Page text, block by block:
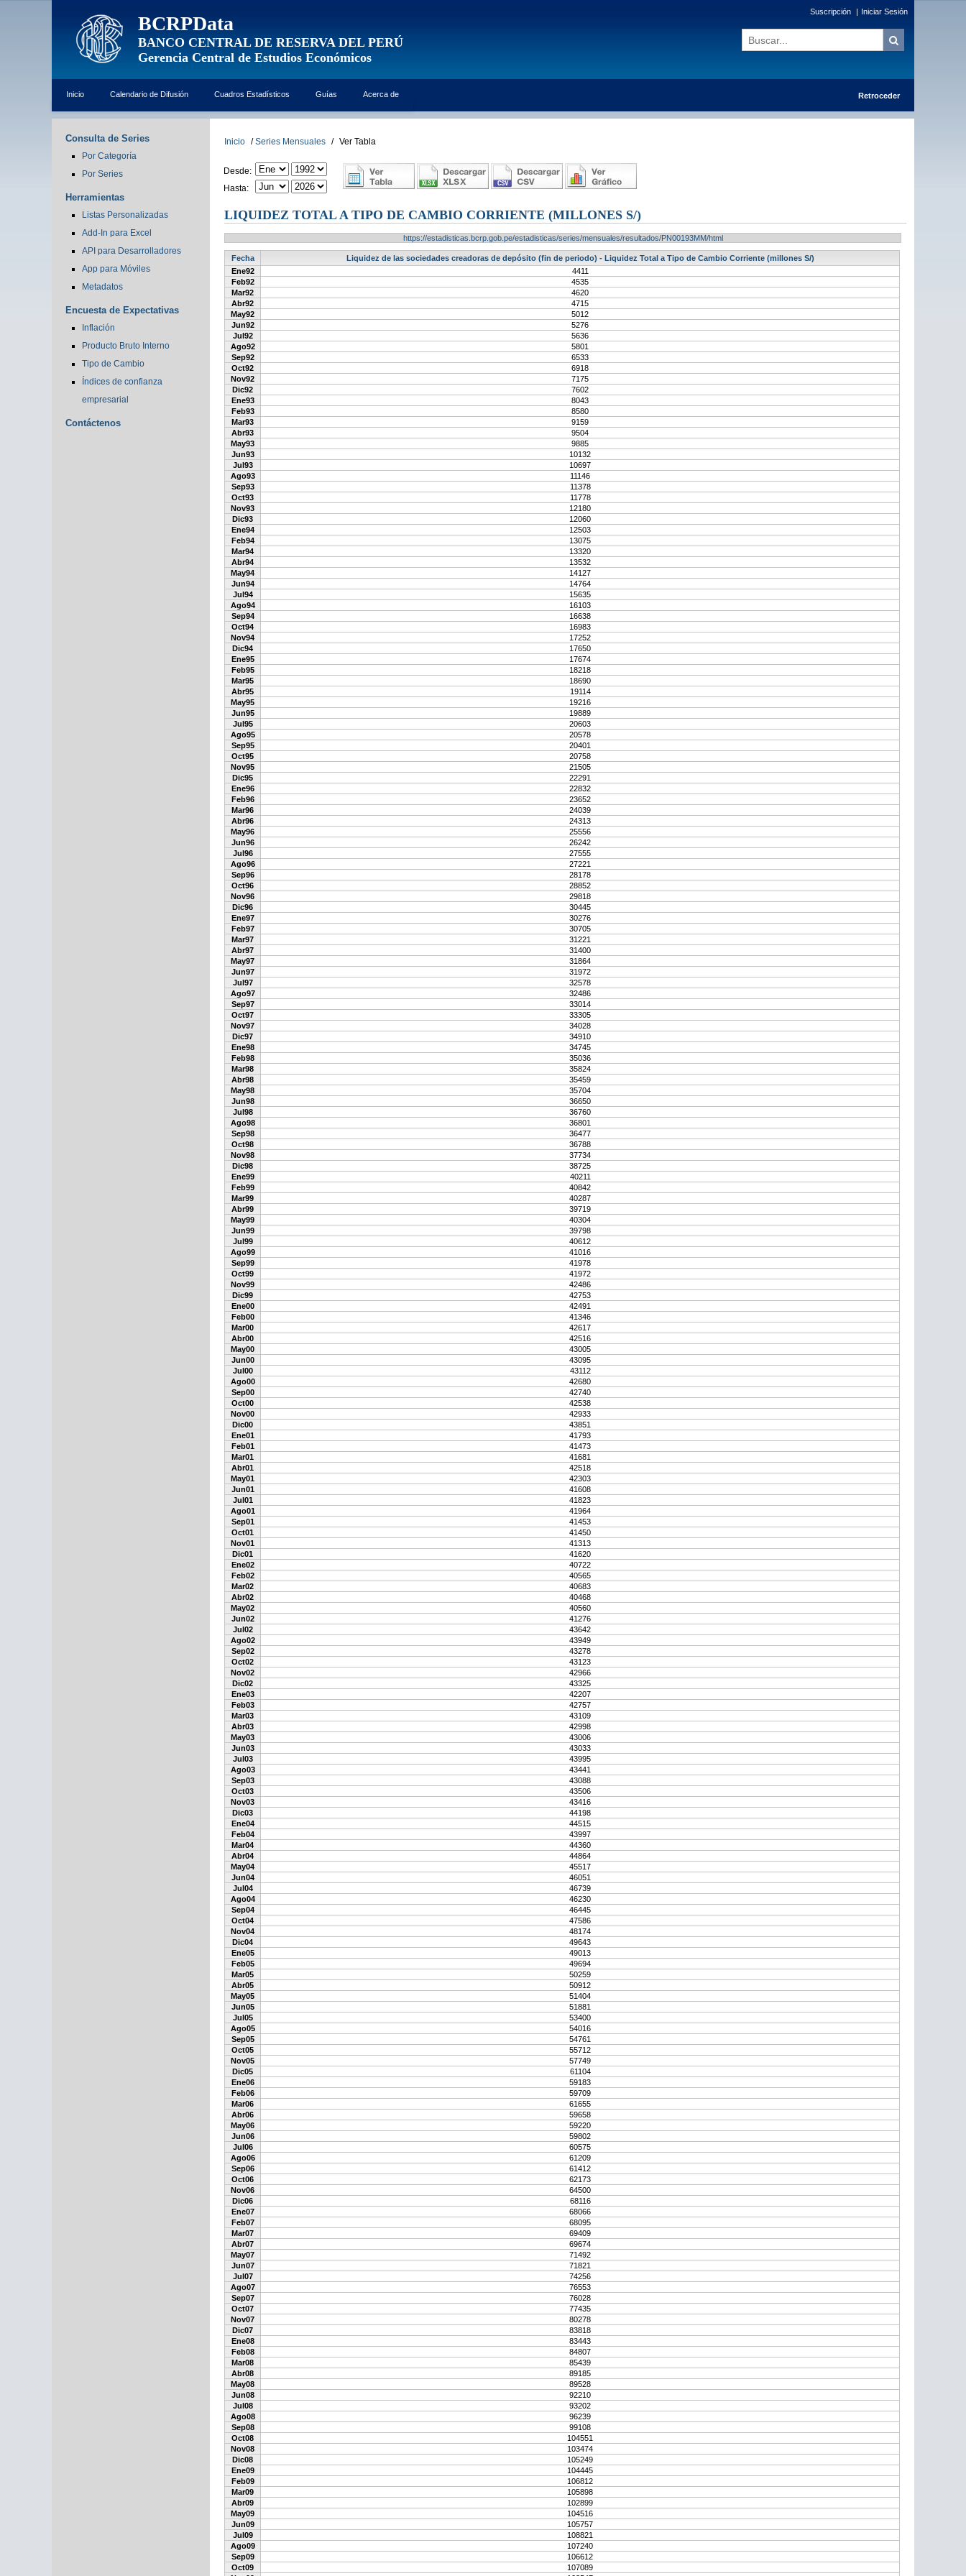
BCRPData
BANCO CENTRAL DE RESERVA DEL PERÚ
Gerencia Central de Estudios Económicos
Suscripción | Iniciar Sesión
Inicio Calendario de Difusión Cuadros Estadísticos Guías Acerca de Retroceder
Consulta de Series
Por Categoría
Por Series
Herramientas
Listas Personalizadas
Add-In para Excel
API para Desarrolladores
App para Móviles
Metadatos
Encuesta de Expectativas
Inflación
Producto Bruto Interno
Tipo de Cambio
Índices de confianza
empresarial
Contáctenos
Inicio / Series Mensuales / Ver Tabla
Desde:
Hasta:
LIQUIDEZ TOTAL A TIPO DE CAMBIO CORRIENTE (MILLONES S/)
https://estadisticas.bcrp.gob.pe/estadisticas/series/mensuales/resultados/PN00193MM/html
Fecha
Liquidez de las sociedades creadoras de depósito (fin de periodo) - Liquidez Total a Tipo de Cambio Corriente (millones S/)
Ene92
4411
Feb92
4535
Mar92
4620
Abr92
4715
May92
5012
Jun92
5276
Jul92
5636
Ago92
5801
Sep92
6533
Oct92
6918
Nov92
7175
Dic92
7602
Ene93
8043
Feb93
8580
Mar93
9159
Abr93
9504
May93
9885
Jun93
10132
Jul93
10697
Ago93
11146
Sep93
11378
Oct93
11778
Nov93
12180
Dic93
12060
Ene94
12503
Feb94
13075
Mar94
13320
Abr94
13532
May94
14127
Jun94
14764
Jul94
15635
Ago94
16103
Sep94
16638
Oct94
16983
Nov94
17252
Dic94
17650
Ene95
17674
Feb95
18218
Mar95
18690
Abr95
19114
May95
19216
Jun95
19889
Jul95
20603
Ago95
20578
Sep95
20401
Oct95
20758
Nov95
21505
Dic95
22291
Ene96
22832
Feb96
23652
Mar96
24039
Abr96
24313
May96
25556
Jun96
26242
Jul96
27555
Ago96
27221
Sep96
28178
Oct96
28852
Nov96
29818
Dic96
30445
Ene97
30276
Feb97
30705
Mar97
31221
Abr97
31400
May97
31864
Jun97
31972
Jul97
32578
Ago97
32486
Sep97
33014
Oct97
33305
Nov97
34028
Dic97
34910
Ene98
34745
Feb98
35036
Mar98
35824
Abr98
35459
May98
35704
Jun98
36650
Jul98
36760
Ago98
36801
Sep98
36477
Oct98
36788
Nov98
37734
Dic98
38725
Ene99
40211
Feb99
40842
Mar99
40287
Abr99
39719
May99
40304
Jun99
39798
Jul99
40612
Ago99
41016
Sep99
41978
Oct99
41972
Nov99
42486
Dic99
42753
Ene00
42491
Feb00
41346
Mar00
42617
Abr00
42516
May00
43005
Jun00
43095
Jul00
43112
Ago00
42680
Sep00
42740
Oct00
42538
Nov00
42933
Dic00
43851
Ene01
41793
Feb01
41473
Mar01
41681
Abr01
42518
May01
42303
Jun01
41608
Jul01
41823
Ago01
41964
Sep01
41453
Oct01
41450
Nov01
41313
Dic01
41620
Ene02
40722
Feb02
40565
Mar02
40683
Abr02
40468
May02
40560
Jun02
41276
Jul02
43642
Ago02
43949
Sep02
43278
Oct02
43123
Nov02
42966
Dic02
43325
Ene03
42207
Feb03
42757
Mar03
43109
Abr03
42998
May03
43006
Jun03
43033
Jul03
43995
Ago03
43441
Sep03
43088
Oct03
43506
Nov03
43416
Dic03
44198
Ene04
44515
Feb04
43997
Mar04
44360
Abr04
44864
May04
45517
Jun04
46051
Jul04
46739
Ago04
46230
Sep04
46445
Oct04
47586
Nov04
48174
Dic04
49643
Ene05
49013
Feb05
49694
Mar05
50259
Abr05
50912
May05
51404
Jun05
51881
Jul05
53400
Ago05
54016
Sep05
54761
Oct05
55712
Nov05
57749
Dic05
61104
Ene06
59183
Feb06
59709
Mar06
61655
Abr06
59658
May06
59220
Jun06
59802
Jul06
60575
Ago06
61209
Sep06
61412
Oct06
62173
Nov06
64500
Dic06
68116
Ene07
68066
Feb07
68095
Mar07
69409
Abr07
69674
May07
71492
Jun07
71821
Jul07
74256
Ago07
76553
Sep07
76028
Oct07
77435
Nov07
80278
Dic07
83818
Ene08
83443
Feb08
84807
Mar08
85439
Abr08
89185
May08
89528
Jun08
92210
Jul08
93202
Ago08
96239
Sep08
99108
Oct08
104551
Nov08
103474
Dic08
105249
Ene09
104445
Feb09
106812
Mar09
105898
Abr09
102899
May09
104516
Jun09
105757
Jul09
108821
Ago09
107240
Sep09
106612
Oct09
107089